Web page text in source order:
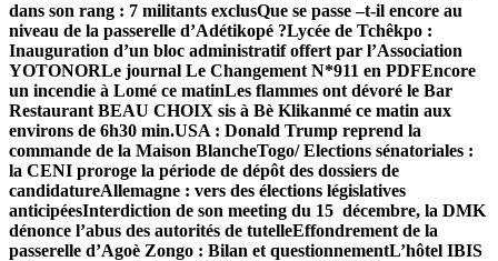
dans son rang : 7 militants exclusQue se passe –t-il encore au
niveau de la passerelle d’Adétikopé ?Lycée de Tchêkpo :
Inauguration d’un bloc administratif offert par l’Association
YOTONORLe journal Le Changement N*911 en PDFEncore
un incendie à Lomé ce matinLes flammes ont dévoré le Bar
Restaurant BEAU CHOIX sis à Bè Klikanmé ce matin aux
environs de 6h30 min.USA : Donald Trump reprend la
commande de la Maison BlancheTogo/ Elections sénatoriales :
la CENI proroge la période de dépôt des dossiers de
candidatureAllemagne : vers des élections législatives
anticipéesInterdiction de son meeting du 15 décembre, la DMK
dénonce l’abus des autorités de tutelleEffondrement de la
passerelle d’Agoè Zongo : Bilan et questionnementL’hôtel IBIS